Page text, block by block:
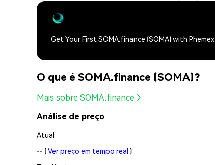
Get Your First SOMA.finance (SOMA) with Phemex
O que é SOMA.finance (SOMA)?
Mais sobre SOMA.finance
Análise de preço
Atual
-- (Ver preço em tempo real )